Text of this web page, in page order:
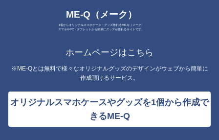
ME-Q（メーク）
1個からオリジナルスマホケース・グッズ作れるME-Q（メーク）
スマホやPC・タブレットから簡単にグッズが作れるサイトです。
ホームページはこちら
※ME-Qとは無料で様々なオリジナルグッズのデザインがウェブから簡単に
作成頂けるサービス。
オリジナルスマホケースやグッズを1個から作成で
きるME-Q